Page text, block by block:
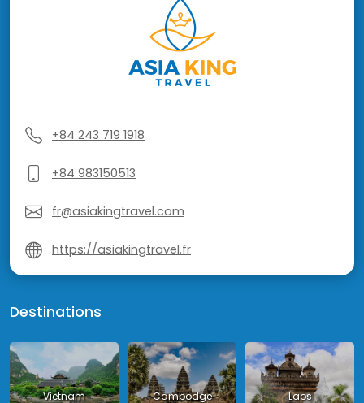
+84 243 719 1918
+84 983150513
fr@asiakingtravel.com
https://asiakingtravel.fr
Destinations
Vietnam Cambodge Laos